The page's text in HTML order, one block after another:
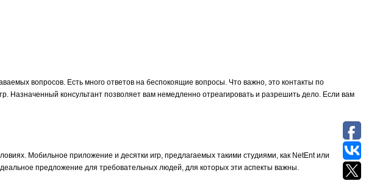
вопросов. Есть много ответов на беспокоящие вопросы. Что важно, это контакты по
Назначенный консультант позволяет вам немедленно отреагировать и разрешить дело. Если вам
Мобильное приложение и десятки игр, предлагаемых такими студиями, как NetEnt или
предложение для требовательных людей, для которых эти аспекты важны.